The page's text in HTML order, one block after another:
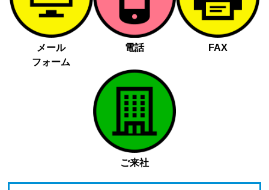
メール
フォーム
電話 FAX
ご来社